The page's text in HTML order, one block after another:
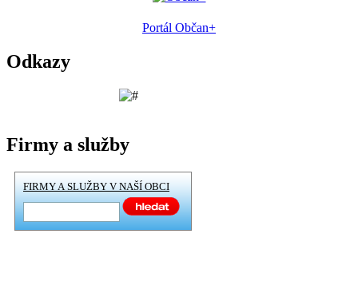
Portál Občan+
Odkazy
Firmy a služby
FIRMY A SLUŽBY V NAŠÍ OBCI